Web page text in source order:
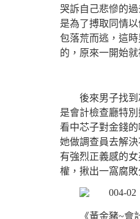
哭訴自己悲慘的
是為了搏取同情
包落荒而逃，這
的，原來一開始就
後來男子找
是會計檢查廳特
看中芯子對金錢
她做調查員去解
有強烈正義感的
權，揪出一窩腐
《黃金豬~